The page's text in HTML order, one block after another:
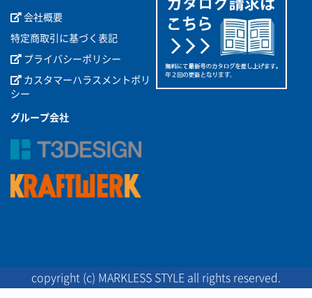
会社概要
特定商取引に基づく表記
プライバシーポリシー
カスタマーハラスメントポリ
シー
グループ会社
copyright (c) MARKLESS STYLE all rights reserved.